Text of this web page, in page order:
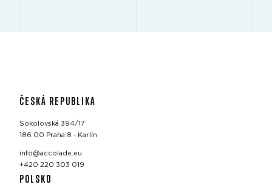
ČESKÁ REPUBLIKA
Sokolovská 394/17
186 00 Praha 8 - Karlín
info@accolade.eu
+420 220 303 019
POLSKO